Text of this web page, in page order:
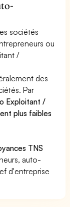
sociétés
ou
/
des
Par
Exploitant /
plus faibles
TNS
auto-
d'entreprise